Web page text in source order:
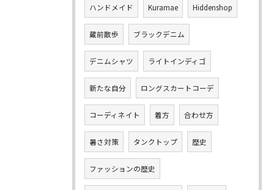
ハンドメイド Kuramae Hiddenshop
蔵前散歩 ブラックデニム
デニムシャツ ライトインディゴ
新たな自分 ロングスカートコーデ
コーディネイト 着方 合わせ方
暑さ対策 タンクトップ 歴史
ファッションの歴史